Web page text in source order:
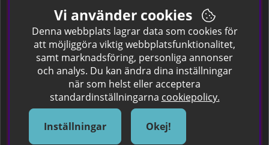
Hitta färgkoden på bilen.
Företagskund
Om oss
Om Spraycan
IKEA Färger
Sök Säkerhetsdatablad
Vi använder cookies
Denna webbplats lagrar data som cookies för
att möjliggöra viktig webbplatsfunktionalitet,
samt marknadsföring, personliga annonser
och analys. Du kan ändra dina inställningar
när som helst eller acceptera
standardinställningarna cookiepolicy.
Inställningar Okej!